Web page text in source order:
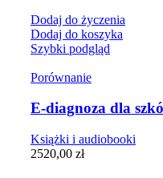
Dodaj do życzenia
Dodaj do koszyka
Szybki podgląd
Porównanie
E-diagnoza dla
Książki i audiobooki
2520,00 zł